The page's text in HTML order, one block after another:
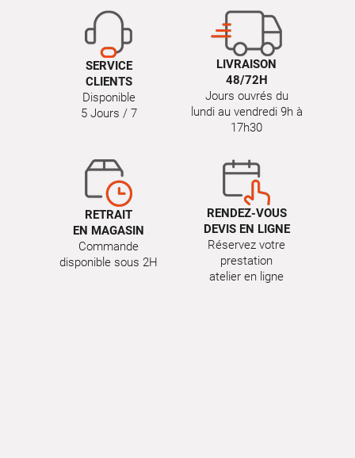
SERVICE
CLIENTS
Disponible
5 Jours / 7
LIVRAISON
48/72H
Jours ouvrés du
lundi au vendredi 9h à
17h30
RETRAIT
EN MAGASIN
Commande
disponible sous 2H
RENDEZ-VOUS
DEVIS EN LIGNE
Réservez votre
prestation
atelier en ligne